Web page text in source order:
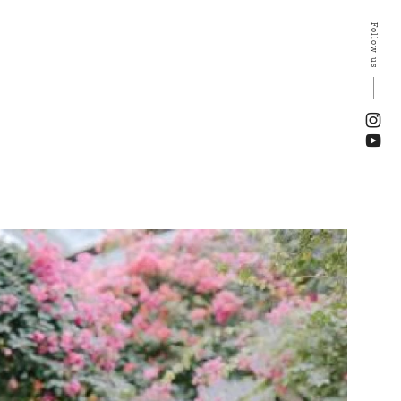
Follow us